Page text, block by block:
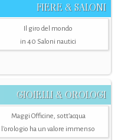
FIERE & SALONI
Il giro del mondo
in 40 Saloni nautici
GIOIELLI & OROLOGI
Maggi Officine, sott’acqua
l'orologio ha un valore immenso